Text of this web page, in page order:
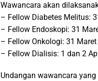
Wawancara akan
– Fellow Diabetes Melitus:
– Fellow Endoskopi: 31
– Fellow Onkologi: 31
– Fellow Dialisis: 1 dan 2
Undangan wawancara